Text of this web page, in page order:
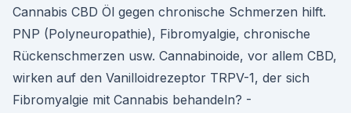
Cannabis CBD Öl gegen chronische Schmerzen hilft.
PNP (Polyneuropathie), Fibromyalgie, chronische
Rückenschmerzen usw. Cannabinoide, vor allem CBD,
wirken auf den Vanilloidrezeptor TRPV-1, der sich
Fibromyalgie mit Cannabis behandeln? -